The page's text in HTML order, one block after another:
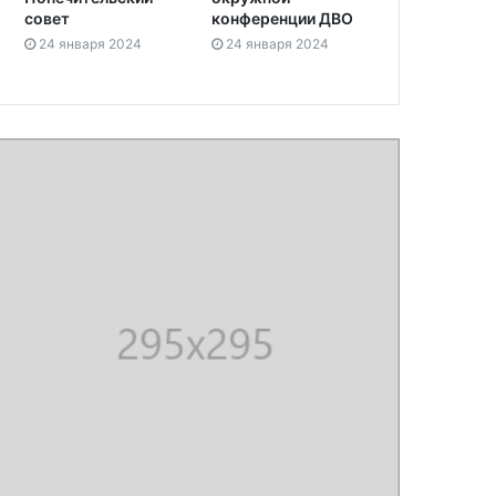
совет
24 января 2024
конференции ДВО
24 января 2024